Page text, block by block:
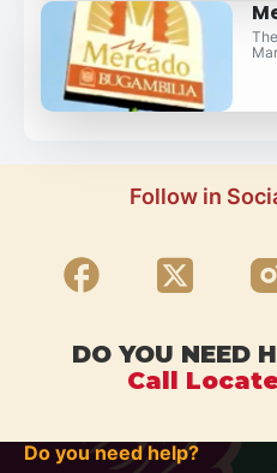
Follow in
DO YOU NEED
Call
Do you need help?